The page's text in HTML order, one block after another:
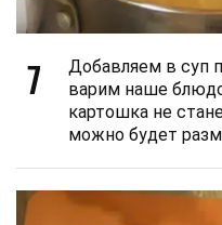
7
Добавляем в суп
варим наше
картошка не
можно будет